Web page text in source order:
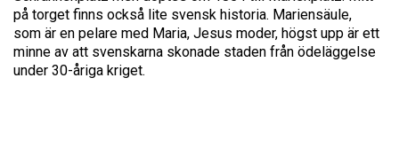
på torget finns också lite svensk historia. Mariensäule,
som är en pelare med Maria, Jesus moder, högst upp är ett
minne av att svenskarna skonade staden från ödeläggelse
under 30-åriga kriget.